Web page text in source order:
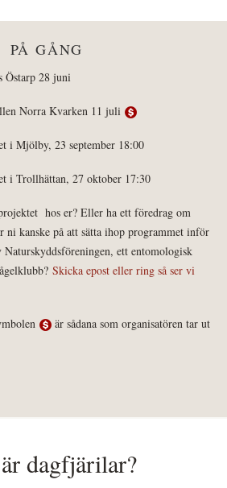
PÅ GÅNG
Östarp 28 juni
Norra Kvarken 11 juli
i Mjölby, 23 september 18:00
i Trollhättan, 27 oktober 17:30
hos er? Eller ha ett föredrag om
kanske på att sätta ihop programmet inför
Naturskyddsföreningen, ett entomologisk
Skicka epost eller ring så ser vi
är sådana som organisatören tar ut
dagfjärilar?